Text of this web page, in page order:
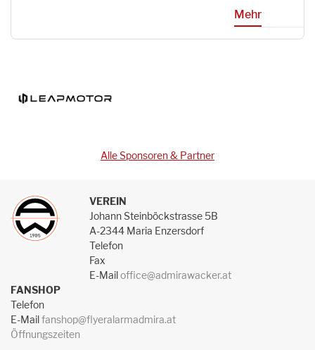
Mehr
Alle Sponsoren & Partner
VEREIN
Johann Steinböckstrasse 5B
A-2344 Maria Enzersdorf
Telefon
Fax
E-Mailoffice@admirawacker.at
FANSHOP
Telefon
E-Mailfanshop@flyeralarmadmira.at
Öffnungszeiten